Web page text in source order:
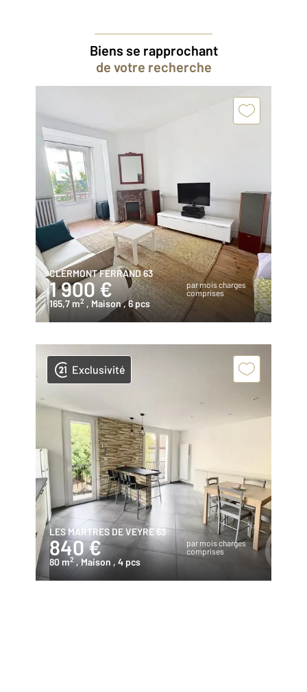
Biens se rapprochant
de votre recherche
CLERMONT FERRAND 63
1 900 €
par mois charges
comprises
165,7 m2 , Maison, 6 pcs
Exclusivité
LES MARTRES DE VEYRE 63
840 €
par mois charges
comprises
80 m2 , Maison , 4 pcs